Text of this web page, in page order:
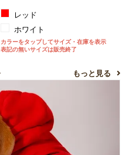
レッド
ホワイト
カラーをタップしてサイズ・在庫を表示
表記の無いサイズは販売終了
もっと見る